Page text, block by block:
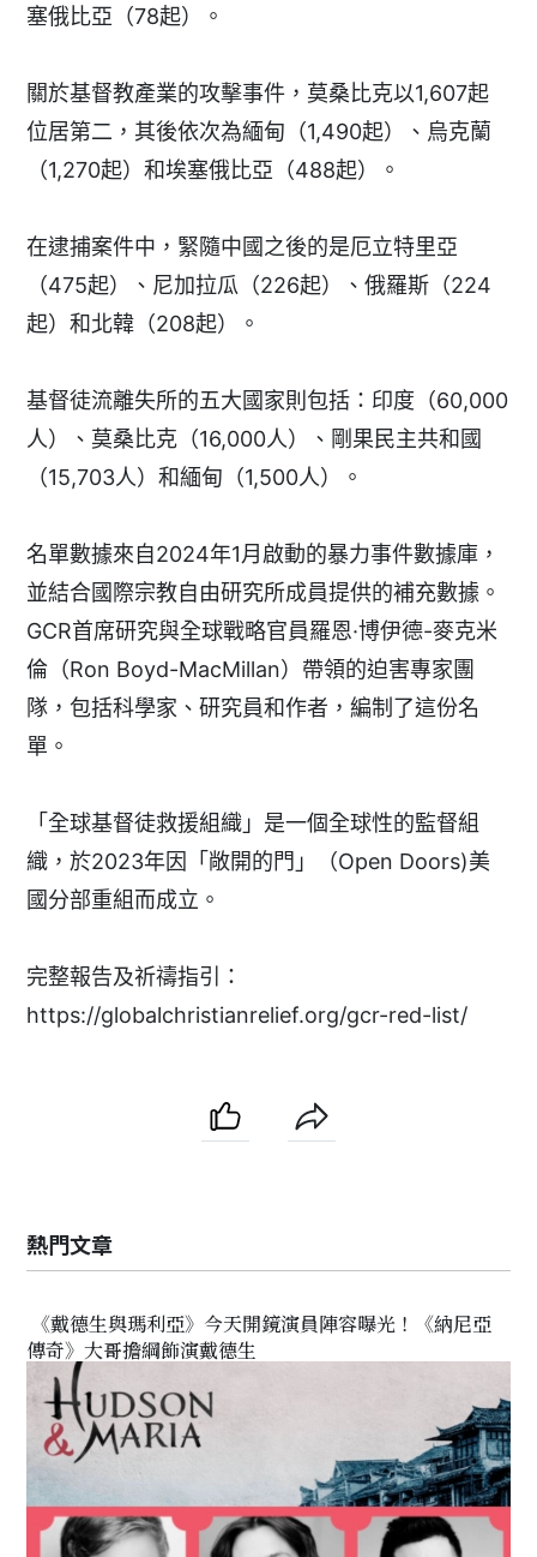
塞俄比亞（78起）。
關於基督教產業的攻擊事件，莫桑比克以1,607起
位居第二，其後依次為緬甸（1,490起）、烏克蘭
（1,270起）和埃塞俄比亞（488起）。
在逮捕案件中，緊隨中國之後的是厄立特里亞
（475起）、尼加拉瓜（226起）、俄羅斯（224
起）和北韓（208起）。
基督徒流離失所的五大國家則包括：印度（60,000
人）、莫桑比克（16,000人）、剛果民主共和國
（15,703人）和緬甸（1,500人）。
名單數據來自2024年1月啟動的暴力事件數據庫，
並結合國際宗教自由研究所成員提供的補充數據。
GCR首席研究與全球戰略官員羅恩·博伊德-麥克米
倫（Ron Boyd-MacMillan）帶領的迫害專家團
隊，包括科學家、研究員和作者，編制了這份名
單。
「全球基督徒救援組織」是一個全球性的監督組
織，於2023年因「敞開的門」（Open Doors)美
國分部重組而成立。
完整報告及祈禱指引：
https://globalchristianrelief.org/gcr-red-list/
熱門文章
《戴德生與瑪利亞》今天開鏡演員陣容曝光！《納尼亞
傳奇》大哥擔綱飾演戴德生